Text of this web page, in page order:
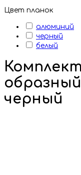
Цвет планок
алюминий
черный
белый
черный